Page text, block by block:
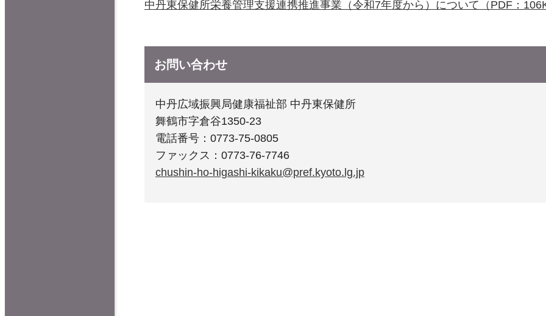
中丹東保健所栄養管理支援連携推進事業（令和7年度から）について（PDF：
お問い合わせ
中丹広域振興局健康福祉部 中丹東保健所
舞鶴市字倉谷1350-23
電話番号：0773-75-0805
ファックス：0773-76-7746
chushin-ho-higashi-kikaku@pref.kyoto.lg.jp